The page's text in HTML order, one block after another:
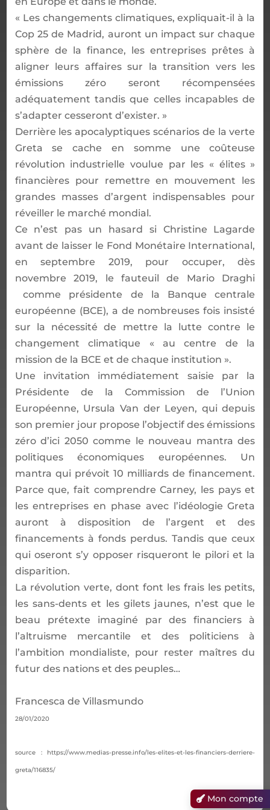
« Les changements climatiques, expliquait-il à la
Cop 25 de Madrid, auront un impact sur chaque
sphère de la finance, les entreprises prêtes à
aligner leurs affaires sur la transition vers les
émissions zéro seront récompensées
adéquatement tandis que celles incapables de
s’adapter cesseront d’exister. »
Derrière les apocalyptiques scénarios de la verte
Greta se cache en somme une coûteuse
révolution industrielle voulue par les « élites »
financières pour remettre en mouvement les
grandes masses d’argent indispensables pour
réveiller le marché mondial.
Ce n’est pas un hasard si Christine Lagarde
avant de laisser le Fond Monétaire International,
en septembre 2019, pour occuper, dès
novembre 2019, le fauteuil de Mario Draghi
comme présidente de la Banque centrale
européenne (BCE), a de nombreuses fois insisté
sur la nécessité de mettre la lutte contre le
changement climatique « au centre de la
mission de la BCE et de chaque institution ».
Une invitation immédiatement saisie par la
Présidente de la Commission de l’Union
Européenne, Ursula Van der Leyen, qui depuis
son premier jour propose l’objectif des émissions
zéro d’ici 2050 comme le nouveau mantra des
politiques économiques européennes. Un
mantra qui prévoit 10 milliards de financement.
Parce que, fait comprendre Carney, les pays et
les entreprises en phase avec l’idéologie Greta
auront à disposition de l’argent et des
financements à fonds perdus. Tandis que ceux
qui oseront s’y opposer risqueront le pilori et la
disparition.
La révolution verte,dont font les frais les petits,
les sans-dents et les gilets jaunes, n’estque le
beau prétexte imaginé par des financiers à
l’altruisme mercantile et des politiciens à
l’ambition mondialiste, pour rester maîtres du
futur des nations et des peuples…
Francesca de Villasmundo
28/01/2020
source : https://www.medias-presse.info/les-elites-et-les-financiers-derriere-
greta/116835/
Mon compte